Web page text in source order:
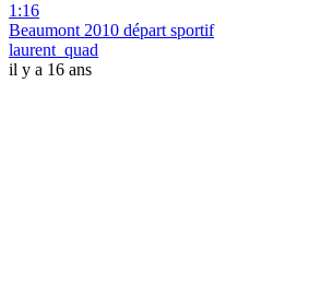
1:16
Beaumont 2010 départ sportif
laurent_quad
il y a 16 ans